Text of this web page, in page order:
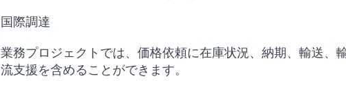
国際調達
業務プロジェクトでは、価格依頼に在庫状況、納期、輸送、
流支援を含めることができます。